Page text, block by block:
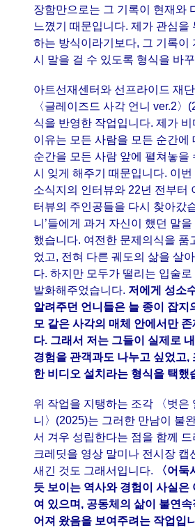
장함만으로는 그 기록이 현재와
느꼈기 때문입니다. 제가 관심을
하는 방식이라기보다, 그 기록이
시 말을 걸 수 있도록 형식을 바
아트선재센터와 선프라이드 재
〈글레이즈드 사각 언니 ver.2〉
식을 반영한 작업입니다. 제가
이유는 모든 사람을 모든 순간에
순간을 모든 사람 앞에 펼쳐놓을
시 잊게 해주기 때문입니다. 이번
소식지의 인터뷰와 22년 전부터
터뷰의 주인공들을 다시 찾아갔
니’들에게 과거 자신이 했던 말
했습니다. 여전한 문제의식을 품
었고, 전혀 다른 궤도의 삶을 살
다. 하지만 모두가 떨리는 입술로
발화해주었습니다. 저에게 성소
알려주던 언니들은 늘 종이 잡지
모 같은 사각의 매체 안에서만
다. 그래서 저는 그들이 실제로
경험을 관객과도 나누고 싶었고,
한 비디오 설치라는 형식을 택했
위 작업을 지탱하는 조각 〈벗은
니〉(2025)는 그러한 만남이 불
서 겨우 성립한다는 점을 함께
크레딧을 영상 말미나 전시장 캡
새긴 것도 그래서입니다.
〈어
듯 보이는 역사와 경험이 사실은
여 있으며, 공동체의 삶이 불연속
어져 왔음을 보여주려는 작업입